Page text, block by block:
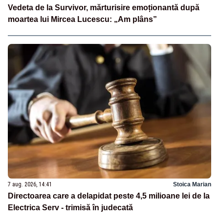
Vedeta de la Survivor, mărturisire emoționantă după
moartea lui Mircea Lucescu: „Am plâns”
7 aug. 2026, 14:41 Stoica Marian
Directoarea care a delapidat peste 4,5 milioane lei de la
Electrica Serv - trimisă în judecată